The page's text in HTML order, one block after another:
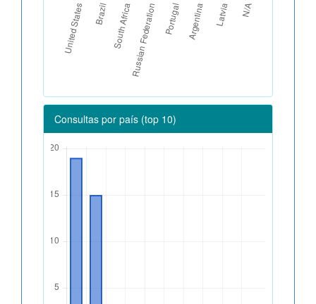
Consultas por país (top 10)